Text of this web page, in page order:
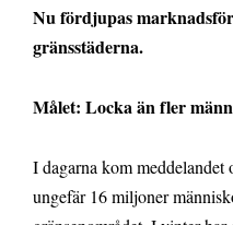
Nu fördjupas
gränsstäderna.
Målet: Locka än fler
I dagarna kom meddelandet
ungefär 16 miljoner